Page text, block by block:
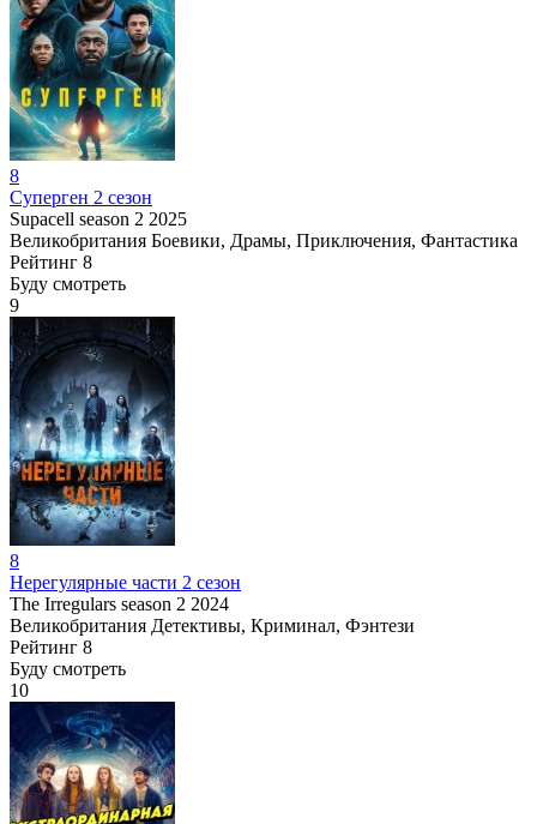
8
Суперген 2 сезон
Supacell season 2 2025
Великобритания Боевики, Драмы, Приключения, Фантастика
Рейтинг 8
Буду смотреть
9
8
Нерегулярные части 2 сезон
The Irregulars season 2 2024
Великобритания Детективы, Криминал, Фэнтези
Рейтинг 8
Буду смотреть
10